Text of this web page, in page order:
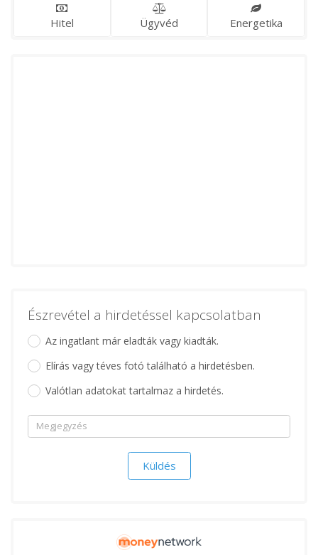
Hitel Ügyvéd Energetika
Észrevétel a hirdetéssel kapcsolatban
Az ingatlant már eladták vagy kiadták.
Elírás vagy téves fotó található a hirdetésben.
Valótlan adatokat tartalmaz a hirdetés.